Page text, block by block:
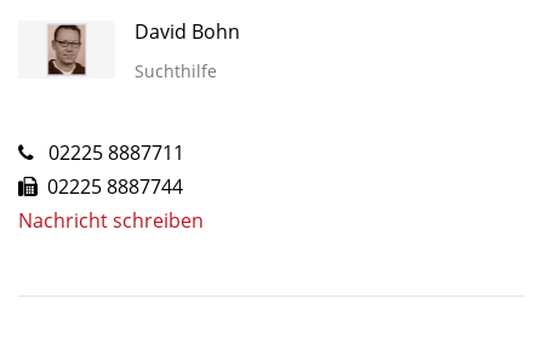
David Bohn
Suchthilfe
02225 8887711
02225 8887744
Nachricht schreiben